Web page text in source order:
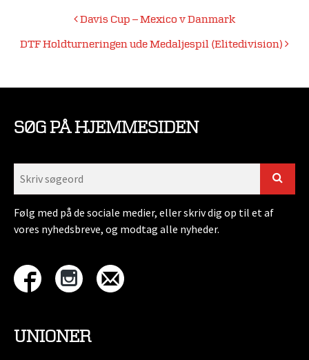
Indlægsnavigation
Davis Cup – Mexico v Danmark
DTF Holdturneringen ude Medaljespil (Elitedivision)
SØG PÅ HJEMMESIDEN
Følg med på de sociale medier, eller skriv dig op til et af
vores nyhedsbreve, og modtag alle nyheder.
UNIONER